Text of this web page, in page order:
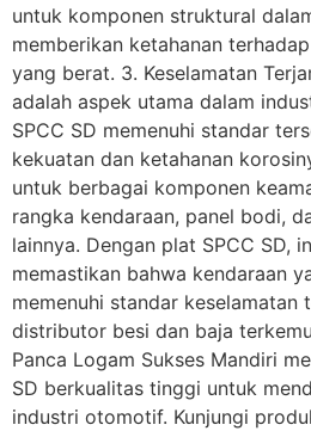
untuk komponen struktural
memberikan ketahanan
yang berat. 3. Keselamatan
adalah aspek utama dalam
SPCC SD memenuhi standar
kekuatan dan ketahanan
untuk berbagai komponen
rangka kendaraan, panel bodi,
lainnya. Dengan plat SPCC SD,
memastikan bahwa kendaraan
memenuhi standar keselamatan
distributor besi dan baja
Panca Logam Sukses Mandiri
SD berkualitas tinggi untuk
industri otomotif. Kunjungi